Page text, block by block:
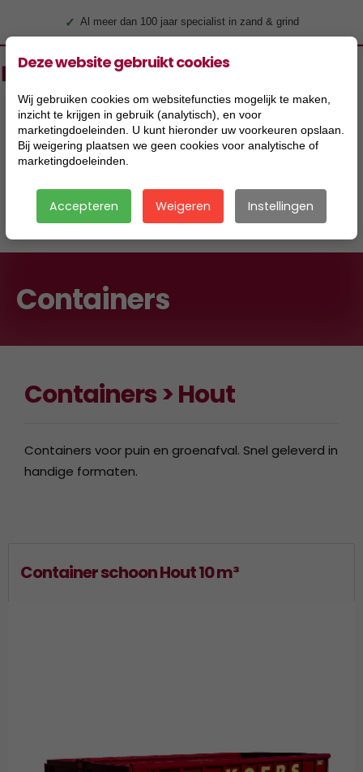
✓ Al meer dan 100 jaar specialist in zand & grind
|
Containers
Containers > Hout
Containers voor puin en groenafval. Snel geleverd in
handige formaten.
Container schoon Hout 10 m³
Deze website gebruikt cookies
Wij gebruiken cookies om websitefuncties mogelijk te maken,
inzicht te krijgen in gebruik (analytisch), en voor
marketingdoeleinden. U kunt hieronder uw voorkeuren opslaan.
Bij weigering plaatsen we geen cookies voor analytische of
marketingdoeleinden.
Accepteren Weigeren Instellingen